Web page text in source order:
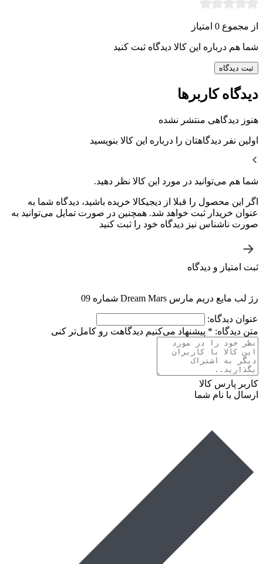
از مجموع 0 امتیاز
شما هم درباره این کالا دیدگاه ثبت کنید
ثبت دیدگاه
دیدگاه کاربرها
هنوز دیدگاهی منتشر نشده
اولین نفر دیدگاهتان را درباره این کالا بنویسید
شما هم می‌توانید در مورد این کالا نظر دهید.
اگر این محصول را قبلا از دیجیکالا خریده باشید، دیدگاه شما به
عنوان خریدار ثبت خواهد شد. همچنین در صورت تمایل می‌توانید به
صورت ناشناس نیز دیدگاه خود را ثبت کنید
ثبت امتیاز و دیدگاه
رژ لب مایع دریم مارس Dream Mars شماره 09
عنوان دیدگاه:
متن دیدگاه: * پیشنهاد می‌کنیم دیدگاهت رو کامل‌تر کنی
کاربر پارس کالا
ارسال با نام شما